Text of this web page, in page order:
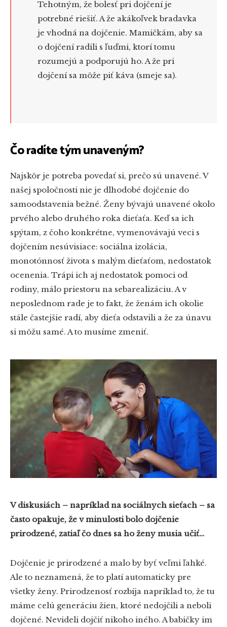
Tehotným, že bolesť pri dojčení je
potrebné riešiť. A že akákoľvek bradavka
je vhodná na dojčenie. Mamičkám, aby sa
o dojčení radili s ľuďmi, ktorí tomu
rozumejú a podporujú ho. A že pri
dojčení sa môže piť káva (smeje sa).
Čo radíte tým unaveným?
Najskôr je potreba povedať si, prečo sú unavené. V
našej spoločnosti nie je dlhodobé dojčenie do
samoodstavenia bežné. Ženy bývajú unavené okolo
prvého alebo druhého roka dieťaťa. Keď sa ich
spýtam, z čoho konkrétne, vymenovávajú veci s
dojčením nesúvisiace: sociálna izolácia,
monotónnosť života s malým dieťaťom, nedostatok
ocenenia. Trápi ich aj nedostatok pomoci od
rodiny, málo priestoru na sebarealizáciu. A v
neposlednom rade je to fakt, že ženám ich okolie
stále častejšie radí, aby dieťa odstavili a že za únavu
si môžu samé. A to musíme zmeniť.
V diskusiách – napríklad na sociálnych sieťach – sa
často opakuje, že v minulosti bolo dojčenie
prirodzené, zatiaľ čo dnes sa ho ženy musia učiť…
Dojčenie je prirodzené a malo by byť veľmi ľahké.
Ale to neznamená, že to platí automaticky pre
všetky ženy. Prirodzenosť rozbíja napríklad to, že tu
máme celú generáciu žien, ktoré nedojčili a neboli
dojčené. Nevideli dojčiť nikoho iného. A babičky im